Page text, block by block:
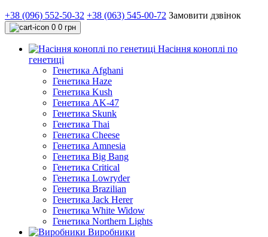
+38 (096) 552-50-32 +38 (063) 545-00-72 Замовити дзвінок
0 0 грн
Насіння коноплі по
генетиці
Генетика Afghani
Генетика Haze
Генетика Kush
Генетика AK-47
Генетика Skunk
Генетика Thai
Генетика Cheese
Генетика Amnesia
Генетика Big Bang
Генетика Critical
Генетика Lowryder
Генетика Brazilian
Генетика Jack Herer
Генетика White Widow
Генетика Northern Lights
Виробники